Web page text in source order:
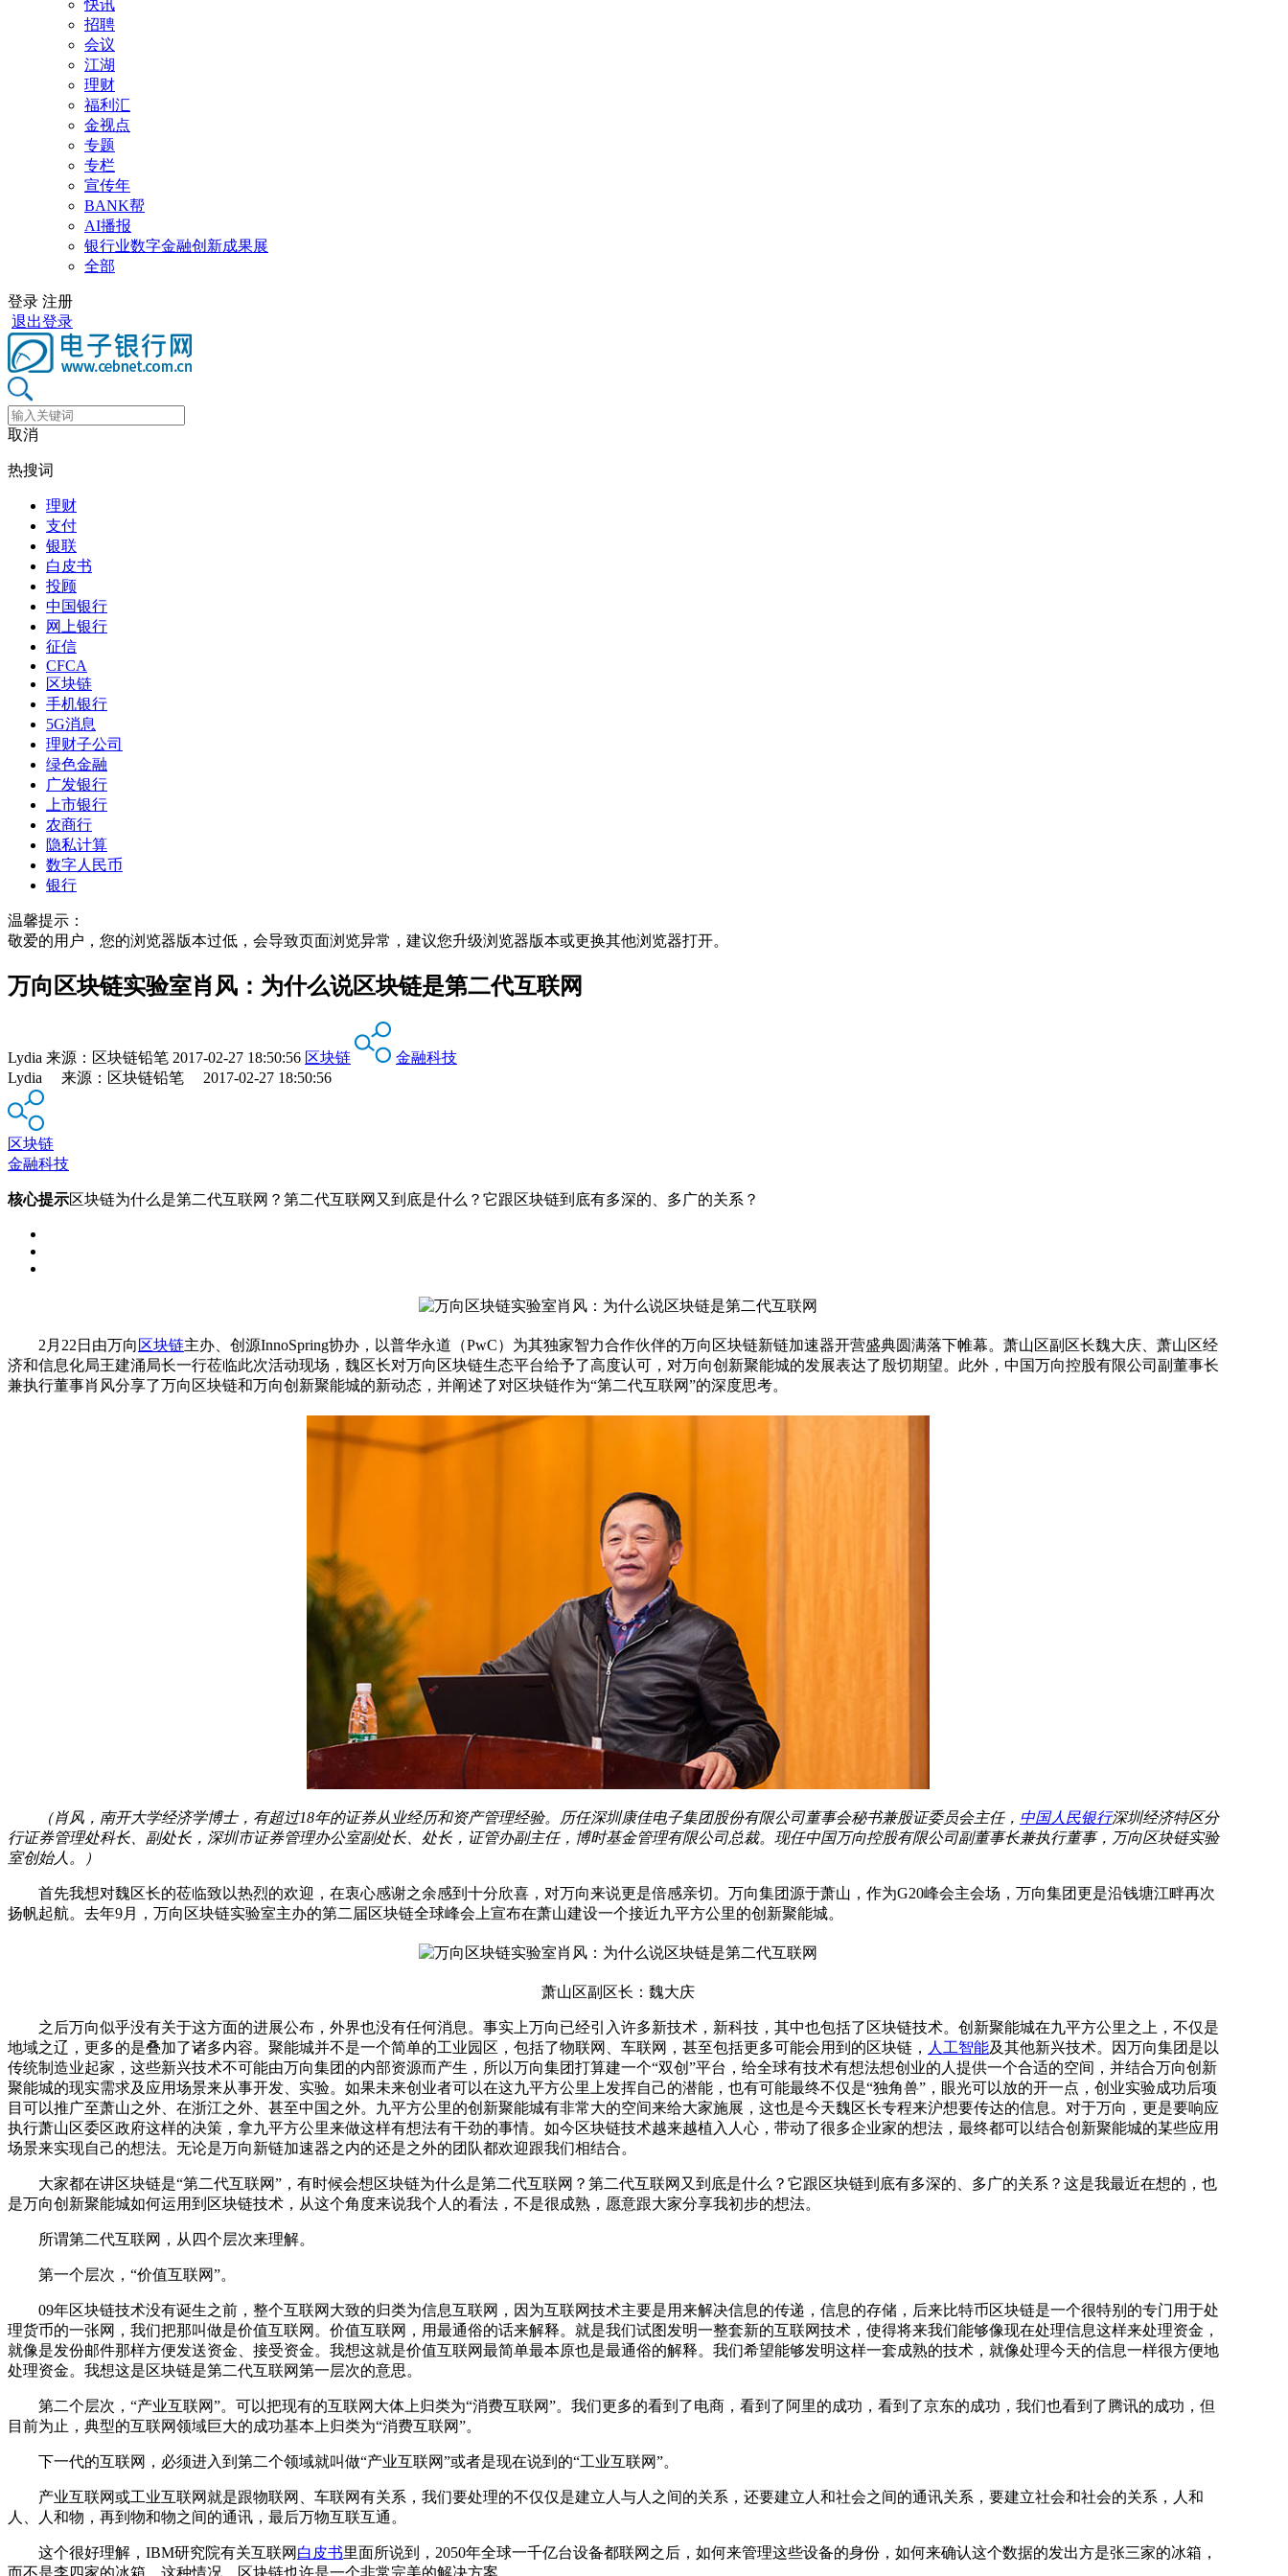
快讯
招聘
会议
江湖
理财
福利汇
金视点
专题
专栏
宣传年
BANK帮
AI播报
银行业数字金融创新成果展
全部
登录 注册
退出登录
取消
热搜词
理财
支付
银联
白皮书
投顾
中国银行
网上银行
征信
CFCA
区块链
手机银行
5G消息
理财子公司
绿色金融
广发银行
上市银行
农商行
隐私计算
数字人民币
银行
温馨提示：
敬爱的用户，您的浏览器版本过低，会导致页面浏览异常，建议您升级浏览器版本或更换其他浏览器打开。
万向区块链实验室肖风：为什么说区块链是第二代互联网
Lydia 来源： 区块链铅笔 2017-02-27 18:50:56 区块链
金融科技
Lydia 来源：区块链铅笔 2017-02-27 18:50:56
区块链
金融科技
核心提示区块链为什么是第二代互联网？第二代互联网又到底是什么？它跟区块链到底有多深的、多广的关系？
2月22日由万向 区块链主办、创源InnoSpring协办，以普华永道（PwC）为其独家智力合作伙伴的万向区块链新链加速器开营盛典圆满落下帷幕。萧山区副区长魏大庆、萧山区经
济和信息化局王建涌局长一行莅临此次活动现场，魏区长对万向区块链生态平台给予了高度认可，对万向创新聚能城的发展表达了殷切期望。此外，中国万向控股有限公司副董事长
兼执行董事肖风分享了万向区块链和万向创新聚能城的新动态，并阐述了对区块链作为“第二代互联网”的深度思考。
（肖风，南开大学经济学博士，有超过18年的证券从业经历和资产管理经验。历任深圳康佳电子集团股份有限公司董事会秘书兼股证委员会主任， 中国人民银行深圳经济特区分
行证券管理处科长、副处长，深圳市证券管理办公室副处长、处长，证管办副主任，博时基金管理有限公司总裁。现任中国万向控股有限公司副董事长兼执行董事，万向区块链实验
室创始人。）
首先我想对魏区长的莅临致以热烈的欢迎，在衷心感谢之余感到十分欣喜，对万向来说更是倍感亲切。万向集团源于萧山，作为G20峰会主会场，万向集团更是沿钱塘江畔再次
扬帆起航。去年9月，万向区块链实验室主办的第二届区块链全球峰会上宣布在萧山建设一个接近九平方公里的创新聚能城。
萧山区副区长：魏大庆
之后万向似乎没有关于这方面的进展公布，外界也没有任何消息。事实上万向已经引入许多新技术，新科技，其中也包括了区块链技术。创新聚能城在九平方公里之上，不仅是
地域之辽，更多的是叠加了诸多内容。聚能城并不是一个简单的工业园区，包括了物联网、车联网，甚至包括更多可能会用到的区块链， 人工智能及其他新兴技术。因万向集团是以
传统制造业起家，这些新兴技术不可能由万向集团的内部资源而产生，所以万向集团打算建一个“双创”平台，给全球有技术有想法想创业的人提供一个合适的空间，并结合万向创新
聚能城的现实需求及应用场景来从事开发、实验。如果未来创业者可以在这九平方公里上发挥自己的潜能，也有可能最终不仅是“独角兽”，眼光可以放的开一点，创业实验成功后项
目可以推广至萧山之外、在浙江之外、甚至中国之外。九平方公里的创新聚能城有非常大的空间来给大家施展，这也是今天魏区长专程来沪想要传达的信息。对于万向，更是要响应
执行萧山区委区政府这样的决策，拿九平方公里来做这样有想法有干劲的事情。如今区块链技术越来越植入人心，带动了很多企业家的想法，最终都可以结合创新聚能城的某些应用
场景来实现自己的想法。无论是万向新链加速器之内的还是之外的团队都欢迎跟我们相结合。
大家都在讲区块链是“第二代互联网”，有时候会想区块链为什么是第二代互联网？第二代互联网又到底是什么？它跟区块链到底有多深的、多广的关系？这是我最近在想的，也
是万向创新聚能城如何运用到区块链技术，从这个角度来说我个人的看法，不是很成熟，愿意跟大家分享我初步的想法。
所谓第二代互联网，从四个层次来理解。
第一个层次，“价值互联网”。
09年区块链技术没有诞生之前，整个互联网大致的归类为信息互联网，因为互联网技术主要是用来解决信息的传递，信息的存储，后来比特币区块链是一个很特别的专门用于处
理货币的一张网，我们把那叫做是价值互联网。价值互联网，用最通俗的话来解释。就是我们试图发明一整套新的互联网技术，使得将来我们能够像现在处理信息这样来处理资金，
就像是发份邮件那样方便发送资金、接受资金。我想这就是价值互联网最简单最本原也是最通俗的解释。我们希望能够发明这样一套成熟的技术，就像处理今天的信息一样很方便地
处理资金。我想这是区块链是第二代互联网第一层次的意思。
第二个层次，“产业互联网”。可以把现有的互联网大体上归类为“消费互联网”。我们更多的看到了电商，看到了阿里的成功，看到了京东的成功，我们也看到了腾讯的成功，但
目前为止，典型的互联网领域巨大的成功基本上归类为“消费互联网”。
下一代的互联网，必须进入到第二个领域就叫做“产业互联网”或者是现在说到的“工业互联网”。
产业互联网或工业互联网就是跟物联网、车联网有关系，我们要处理的不仅仅是建立人与人之间的关系，还要建立人和社会之间的通讯关系，要建立社会和社会的关系，人和
人、人和物，再到物和物之间的通讯，最后万物互联互通。
这个很好理解，IBM研究院有关互联网 白皮书里面所说到，2050年全球一千亿台设备都联网之后，如何来管理这些设备的身份，如何来确认这个数据的发出方是张三家的冰箱，
而不是李四家的冰箱。这种情况，区块链也许是一个非常完美的解决方案。